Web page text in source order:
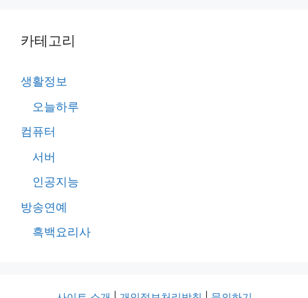
카테고리
생활정보
오늘하루
컴퓨터
서버
인공지능
방송연예
흑백요리사